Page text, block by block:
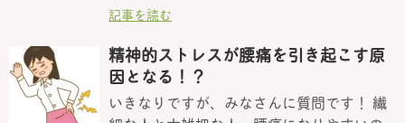
記事を読む
精神的ストレスが腰痛を引き起こす原
因となる！？
いきなりですが、みなさんに質問です！ 繊